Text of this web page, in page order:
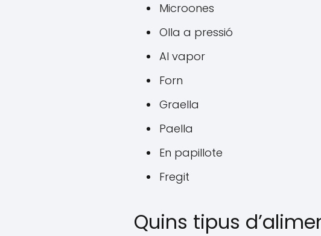
Microones
Olla a pressió
Al vapor
Forn
Graella
Paella
En papillote
Fregit
Quins tipus